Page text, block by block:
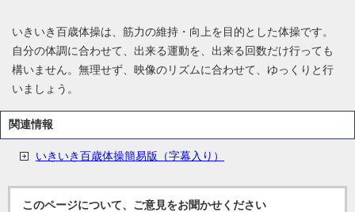
いきいき百歳体操は、筋力の維持・向上を目的とした体操です。
自分の体調に合わせて、出来る運動を、出来る回数だけ行っても
構いません。無理せず、映像のリズムに合わせて、ゆっくりと行
いましょう。
関連情報
いきいき百歳体操簡易版（字幕入り）
このページについて、ご意見をお聞かせください